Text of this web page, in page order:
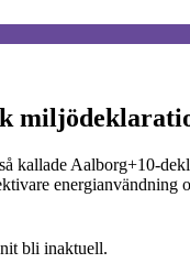
kallade Aalborg+10-
energianvändning
bli inaktuell.